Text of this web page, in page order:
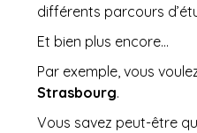
différents parcours
Et bien plus encore…
Par exemple, vous
Strasbourg.
Vous savez peut-être